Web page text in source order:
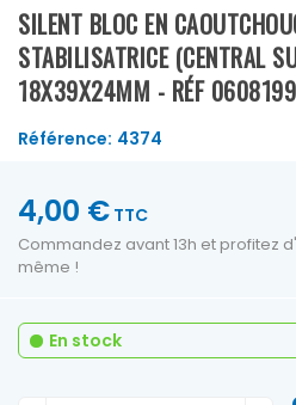
SILENT BLOC EN
STABILISATRICE (CENTRAL
18X39X24MM - RÉF
Référence: 4374
4,00 € TTC
Commandez avant 13h et profitez
même !
En stock